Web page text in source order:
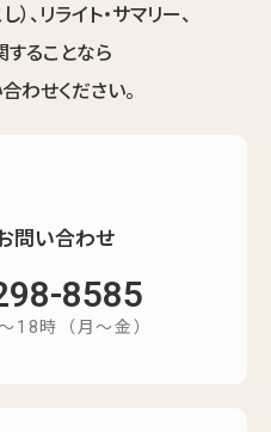
、リライト・サマリー、
ることなら
わせください。
問い合わせ
8585
18時（月～金）